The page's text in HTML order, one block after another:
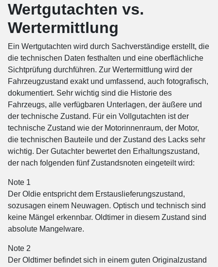
Wertgutachten vs.
Wertermittlung
Ein Wertgutachten wird durch Sachverständige erstellt, die
die technischen Daten festhalten und eine oberflächliche
Sichtprüfung durchführen. Zur Wertermittlung wird der
Fahrzeugzustand exakt und umfassend, auch fotografisch,
dokumentiert. Sehr wichtig sind die Historie des
Fahrzeugs, alle verfügbaren Unterlagen, der äußere und
der technische Zustand. Für ein Vollgutachten ist der
technische Zustand wie der Motorinnenraum, der Motor,
die technischen Bauteile und der Zustand des Lacks sehr
wichtig. Der Gutachter bewertet den Erhaltungszustand,
der nach folgenden fünf Zustandsnoten eingeteilt wird:
Note 1
Der Oldie entspricht dem Erstauslieferungszustand,
sozusagen einem Neuwagen. Optisch und technisch sind
keine Mängel erkennbar. Oldtimer in diesem Zustand sind
absolute Mangelware.
Note 2
Der Oldtimer befindet sich in einem guten Originalzustand